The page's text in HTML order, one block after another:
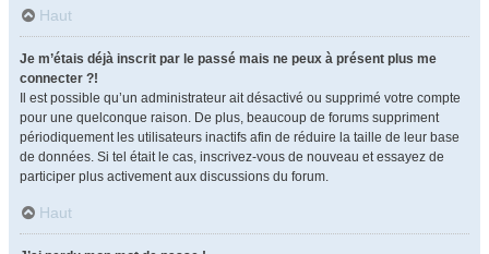
Haut
Je m’étais déjà inscrit par le passé mais ne peux à présent plus me
connecter ?!
Il est possible qu’un administrateur ait désactivé ou supprimé votre compte
pour une quelconque raison. De plus, beaucoup de forums suppriment
périodiquement les utilisateurs inactifs afin de réduire la taille de leur base
de données. Si tel était le cas, inscrivez-vous de nouveau et essayez de
participer plus activement aux discussions du forum.
Haut